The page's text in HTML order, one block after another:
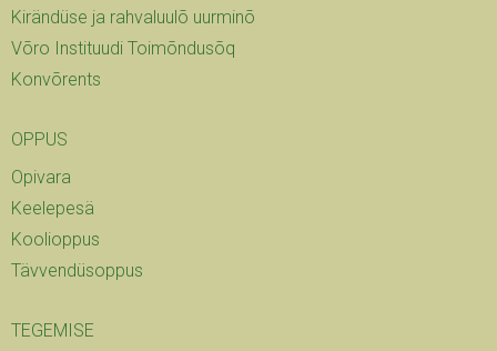
Kirändüse ja rahvaluulõ uurminõ
Võro Instituudi Toimõndusõq
Konvõrents
OPPUS
Opivara
Keelepesä
Koolioppus
Tävvendüsoppus
TEGEMISE